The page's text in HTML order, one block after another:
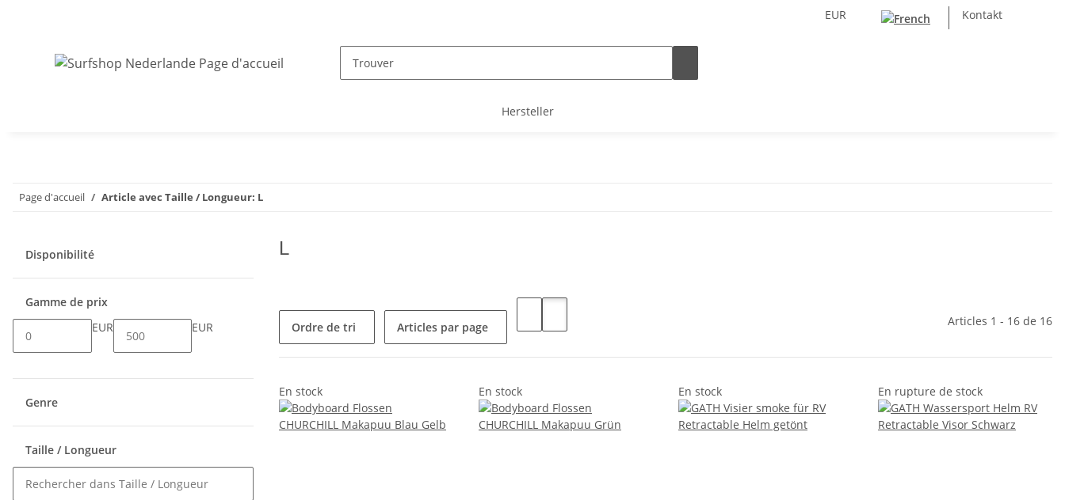
EUR Kontakt
Hersteller
Page d'accueil Article avec Taille / Longueur: L
L
Ordre de tri Articles par page Articles 1 - 16 de 16
En stock En stock En stock En rupture de stock
Disponibilité
Gamme de prix
EUR
EUR
Genre
Taille / Longueur